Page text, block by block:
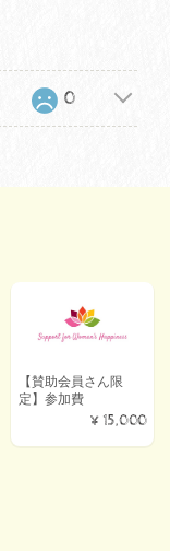
0
【賛助会員さん限
定】参加費
¥15,000